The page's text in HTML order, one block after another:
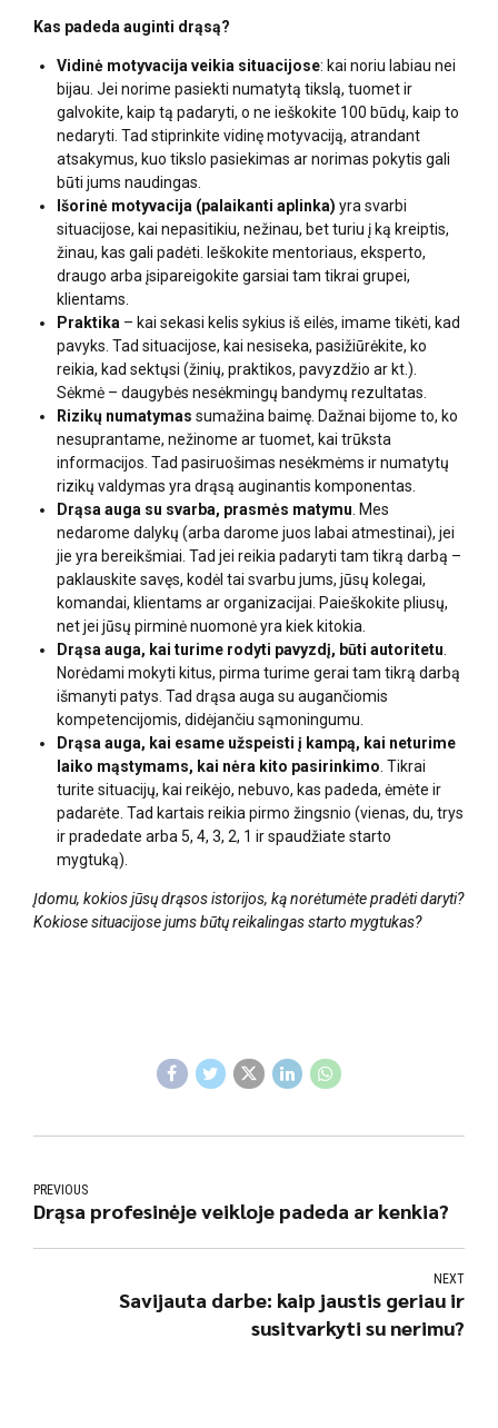
Kas padeda auginti drąsą?
Vidinė motyvacija veikia situacijose: kai noriu labiau nei
bijau. Jei norime pasiekti numatytą tikslą, tuomet ir
galvokite, kaip tą padaryti, o ne ieškokite 100 būdų, kaip to
nedaryti. Tad stiprinkite vidinę motyvaciją, atrandant
atsakymus, kuo tikslo pasiekimas ar norimas pokytis gali
būti jums naudingas.
Išorinė motyvacija (palaikanti aplinka) yra svarbi
situacijose, kai nepasitikiu, nežinau, bet turiu į ką kreiptis,
žinau, kas gali padėti. Ieškokite mentoriaus, eksperto,
draugo arba įsipareigokite garsiai tam tikrai grupei,
klientams.
Praktika – kai sekasi kelis sykius iš eilės, imame tikėti, kad
pavyks. Tad situacijose, kai nesiseka, pasižiūrėkite, ko
reikia, kad sektųsi (žinių, praktikos, pavyzdžio ar kt.).
Sėkmė – daugybės nesėkmingų bandymų rezultatas.
Rizikų numatymas sumažina baimę. Dažnai bijome to, ko
nesuprantame, nežinome ar tuomet, kai trūksta
informacijos. Tad pasiruošimas nesėkmėms ir numatytų
rizikų valdymas yra drąsą auginantis komponentas.
Drąsa auga su svarba, prasmės matymu . Mes
nedarome dalykų (arba darome juos labai atmestinai), jei
jie yra bereikšmiai. Tad jei reikia padaryti tam tikrą darbą –
paklauskite savęs, kodėl tai svarbu jums, jūsų kolegai,
komandai, klientams ar organizacijai. Paieškokite pliusų,
net jei jūsų pirminė nuomonė yra kiek kitokia.
Drąsa auga, kai turime rodyti pavyzdį, būti autoritetu
Norėdami mokyti kitus, pirma turime gerai tam tikrą darbą
išmanyti patys. Tad drąsa auga su augančiomis
kompetencijomis, didėjančiu sąmoningumu.
Drąsa auga, kai esame užspeisti į kampą, kai neturime
laiko mąstymams, kai nėra kito pasirinkimo . Tikrai
turite situacijų, kai reikėjo, nebuvo, kas padeda, ėmėte ir
padarėte. Tad kartais reikia pirmo žingsnio (vienas, du, trys
ir pradedate arba 5, 4, 3, 2, 1 ir spaudžiate starto
mygtuką).
Įdomu, kokios jūsų drąsos istorijos, ką norėtumėte pradėti daryti?
Kokiose situacijose jums būtų reikalingas starto mygtukas?
PREVIOUS
Drąsa profesinėje veikloje padeda ar kenkia?
NEXT
Savijauta darbe: kaip jaustis geriau ir
susitvarkyti su nerimu?